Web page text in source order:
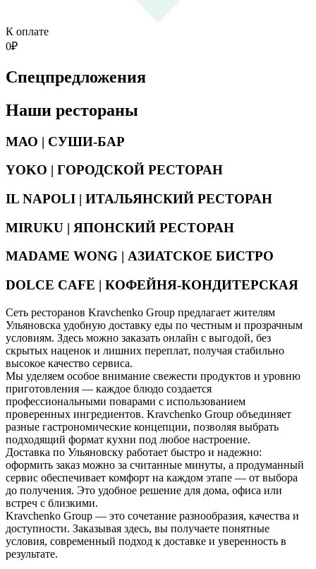
К оплате
0₽
Спецпредложения
Наши рестораны
МАО | СУШИ-БАР
YOKO | ГОРОДСКОЙ РЕСТОРАН
IL NAPOLI | ИТАЛЬЯНСКИЙ РЕСТОРАН
MIRUKU | ЯПОНСКИЙ РЕСТОРАН
MADAME WONG | АЗИАТСКОЕ БИСТРО
DOLCE CAFE | КОФЕЙНЯ-КОНДИТЕРСКАЯ
Сеть ресторанов Kravchenko Group предлагает жителям
Ульяновска удобную доставку еды по честным и прозрачным
условиям. Здесь можно заказать онлайн с выгодой, без
скрытых наценок и лишних переплат, получая стабильно
высокое качество сервиса.
Мы уделяем особое внимание свежести продуктов и уровню
приготовления — каждое блюдо создается
профессиональными поварами с использованием
проверенных ингредиентов. Kravchenko Group объединяет
разные гастрономические концепции, позволяя выбрать
подходящий формат кухни под любое настроение.
Доставка по Ульяновску работает быстро и надежно:
оформить заказ можно за считанные минуты, а продуманный
сервис обеспечивает комфорт на каждом этапе — от выбора
до получения. Это удобное решение для дома, офиса или
встреч с близкими.
Kravchenko Group — это сочетание разнообразия, качества и
доступности. Заказывая здесь, вы получаете понятные
условия, современный подход к доставке и уверенность в
результате.